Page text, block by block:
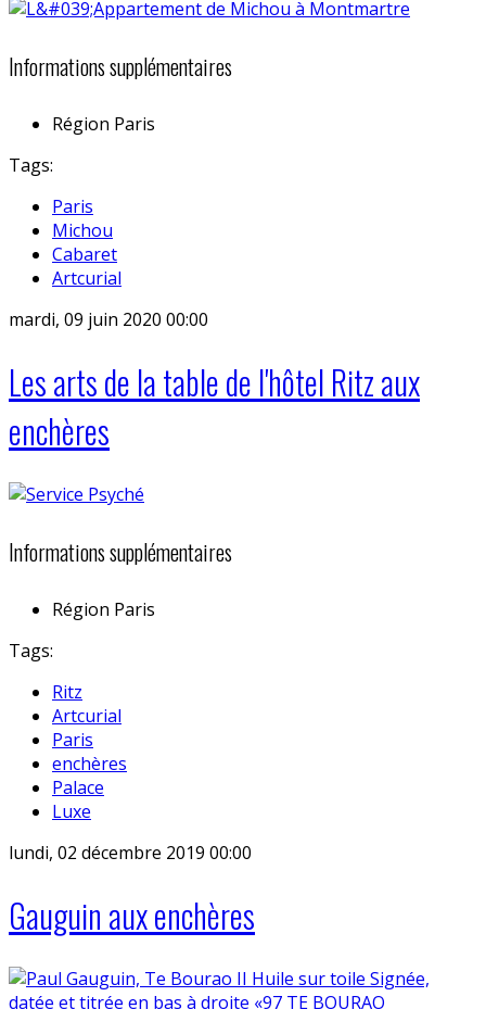
Informations supplémentaires
Région Paris
Tags:
Paris
Michou
Cabaret
Artcurial
mardi, 09 juin 2020 00:00
Les arts de la table de l'hôtel Ritz aux
enchères
Informations supplémentaires
Région Paris
Tags:
Ritz
Artcurial
Paris
enchères
Palace
Luxe
lundi, 02 décembre 2019 00:00
Gauguin aux enchères